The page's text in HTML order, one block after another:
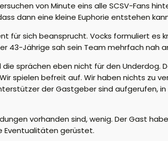
von Minute eins alle SCSV-Fans
dann eine kleine Euphorie entstehen
für sich beansprucht. Vocks formuliert es
43-Jährige sah sein Team mehrfach nah
sprächen eben nicht für den Underdog.
Wir spielen befreit auf. Wir haben nichts zu
der Gastgeber sind aufgerufen,
vorhanden sind, wenig. Der Gast
Eventualitäten gerüstet.